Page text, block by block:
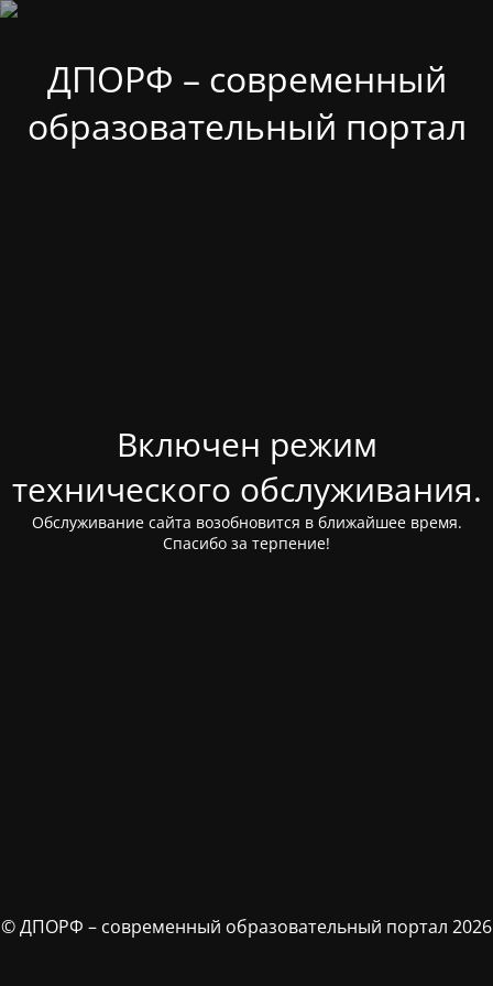
ДПОРФ – современный
образовательный портал
Включен режим
технического обслуживания.
Обслуживание сайта возобновится в ближайшее время.
Спасибо за терпение!
© ДПОРФ – современный образовательный портал 2026